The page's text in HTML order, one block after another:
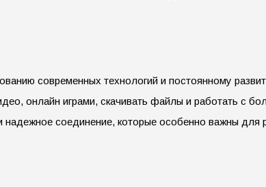
современных технологий и постоянному
онлайн играми, скачивать файлы и работать с
соединение, которые особенно важны для